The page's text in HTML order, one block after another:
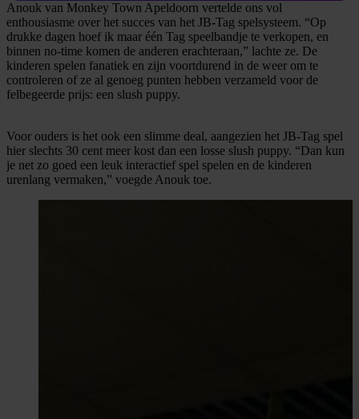
Anouk van Monkey Town Apeldoorn vertelde ons vol
enthousiasme over het succes van het JB-Tag spelsysteem. “Op
drukke dagen hoef ik maar één Tag speelbandje te verkopen, en
binnen no-time komen de anderen erachteraan,” lachte ze. De
kinderen spelen fanatiek en zijn voortdurend in de weer om te
controleren of ze al genoeg punten hebben verzameld voor de
felbegeerde prijs: een slush puppy.
Voor ouders is het ook een slimme deal, aangezien het JB-Tag spel
hier slechts 30 cent meer kost dan een losse slush puppy. “Dan kun
je net zo goed een leuk interactief spel spelen en de kinderen
urenlang vermaken,” voegde Anouk toe.